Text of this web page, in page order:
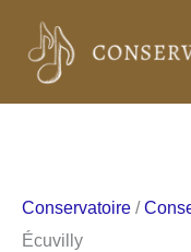
contenu
Conservatoire /
Écuvilly